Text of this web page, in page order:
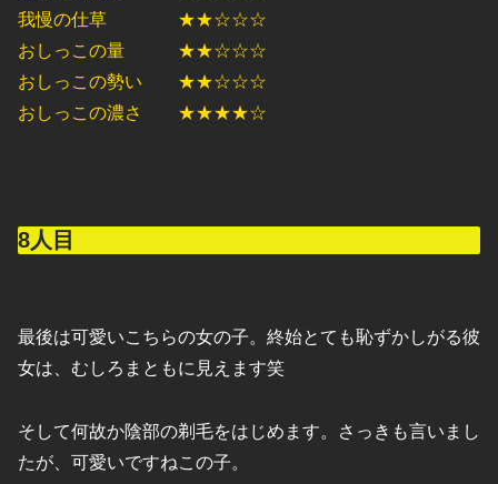
我慢の仕草 ★★☆☆☆
おしっこの量 ★★☆☆☆
おしっこの勢い ★★☆☆☆
おしっこの濃さ ★★★★☆
8人目
最後は可愛いこちらの女の子。終始とても恥ずかしがる彼
女は、むしろまともに見えます笑
そして何故か陰部の剃毛をはじめます。さっきも言いまし
たが、可愛いですねこの子。